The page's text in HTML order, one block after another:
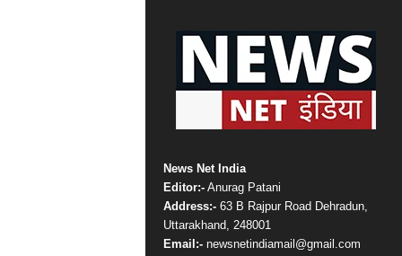
News Net India
Editor:-Anurag Patani
Address:-63 B Rajpur Road Dehradun,
Uttarakhand, 248001
Email:-newsnetindiamail@gmail.com